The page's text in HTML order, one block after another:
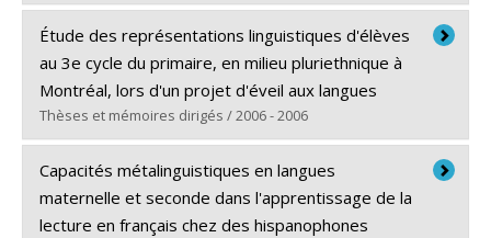
Diplômé(e) :Vakilifard, Amirreza
Cycle :Doctorat
Diplôme obtenu : Ph. D.
Lien vers le document dans Papyrus
Étude des représentations linguistiques d'élèves
au 3e cycle du primaire, en milieu pluriethnique à
Montréal, lors d'un projet d'éveil aux langues
Thèses et mémoires dirigés / 2006 - 2006
Diplômé(e) :Maraillet, Érica
Cycle :Maîtrise
Diplôme obtenu : M.A.
Capacités métalinguistiques en langues
maternelle et seconde dans l'apprentissage de la
lecture en français chez des hispanophones